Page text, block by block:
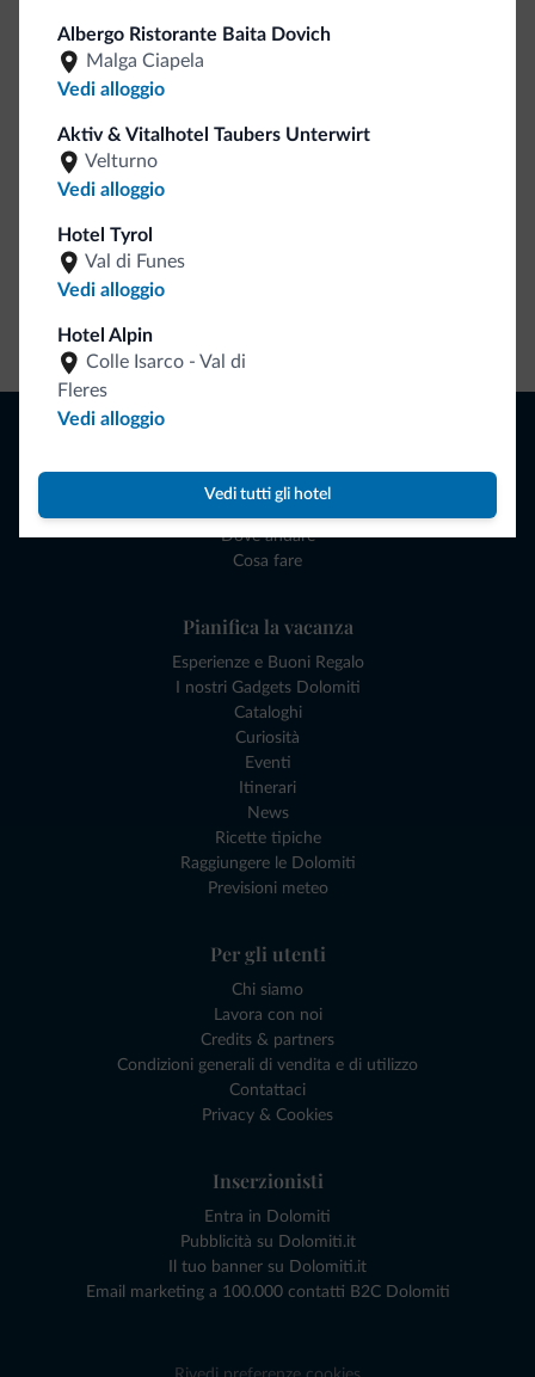
Albergo Ristorante Baita Dovich
Malga Ciapela
Vedi alloggio
Aktiv & Vitalhotel Taubers Unterwirt
Velturno
Vedi alloggio
Hotel Tyrol
Val di Funes
Vedi alloggio
Hotel Alpin
Colle Isarco - Val di
Fleres
Vedi alloggio
Vedi tutti gli hotel
Be Original, scopri la nuova collezione
Ce l'avete chiesto in tanti. Ecco la nuova collezione firmata
Attività locali
Dove andare
Cosa fare
Pianifica la vacanza
Esperienze e Buoni Regalo
I nostri Gadgets Dolomiti
Cataloghi
Curiosità
Eventi
Itinerari
News
Ricette tipiche
Raggiungere le Dolomiti
Previsioni meteo
Per gli utenti
Chi siamo
Lavora con noi
Credits & partners
Condizioni generali di vendita e di utilizzo
Contattaci
Privacy & Cookies
Inserzionisti
Entra in Dolomiti
Pubblicità su Dolomiti.it
Il tuo banner su Dolomiti.it
Email marketing a 100.000 contatti B2C Dolomiti